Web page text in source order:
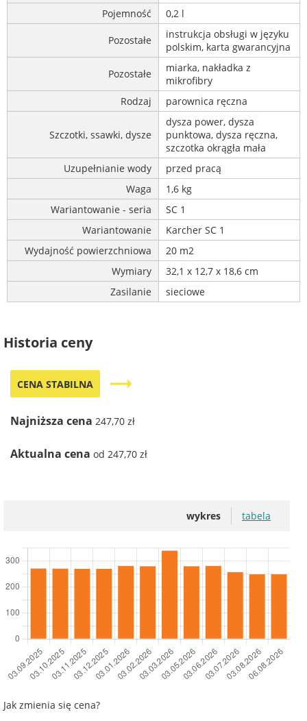
Pojemność 0,2 l
Pozostałe
instrukcja obsługi w języku
polskim, karta gwarancyjna
Pozostałe
miarka, nakładka z
mikrofibry
Rodzaj
parownica ręczna
Szczotki, ssawki, dysze
dysza power, dysza
punktowa, dysza ręczna,
szczotka okrągła mała
Uzupełnianie wody
przed pracą
Waga
1,6 kg
Wariantowanie - seria
SC 1
Wariantowanie
Karcher SC 1
Wydajność powierzchniowa
20 m2
Wymiary
32,1 x 12,7 x 18,6 cm
Zasilanie
sieciowe
Historia ceny
CENA STABILNA trending_flat
Najniższa cena 247,70 zł
Aktualna cena od 247,70 zł
wykres tabela
Jak zmienia się cena?